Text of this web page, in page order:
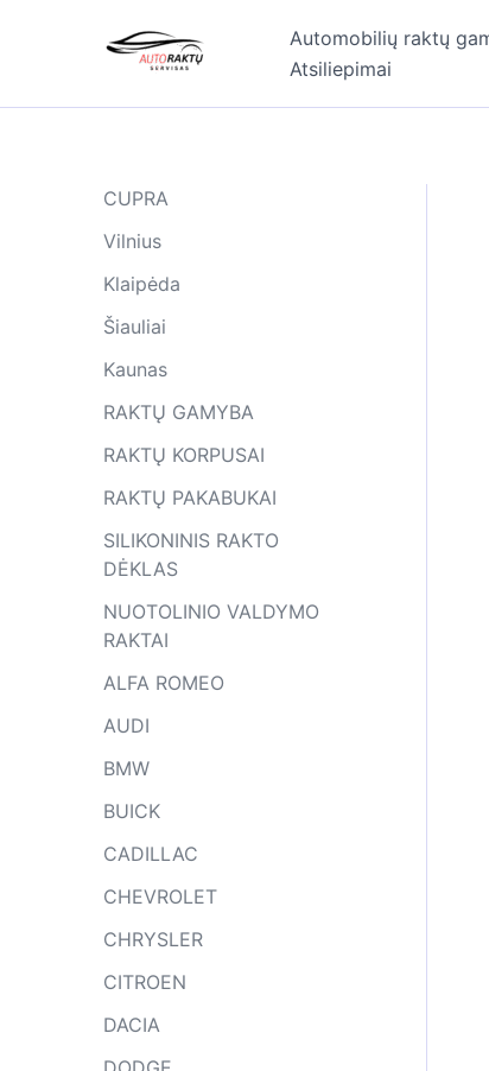
Automobilių raktų
Atsiliepimai
CUPRA
Vilnius
Klaipėda
Šiauliai
Kaunas
RAKTŲ GAMYBA
RAKTŲ KORPUSAI
RAKTŲ PAKABUKAI
SILIKONINIS RAKTO
DĖKLAS
NUOTOLINIO VALDYMO
RAKTAI
ALFA ROMEO
AUDI
BMW
BUICK
CADILLAC
CHEVROLET
CHRYSLER
CITROEN
DACIA